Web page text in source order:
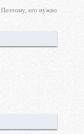
Поэтому, его нужно